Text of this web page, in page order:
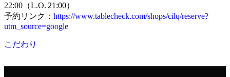
22:00（L.O. 21:00）
予約リンク： https://www.tablecheck.com/shops/cilq/reserve?
utm_source=google
こだわり